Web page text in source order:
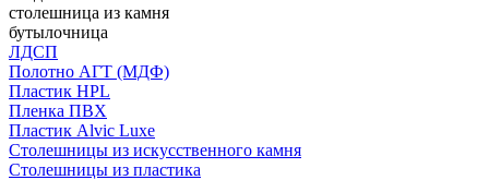
столешница из камня
бутылочница
ЛДСП
Полотно АГТ (МДФ)
Пластик HPL
Пленка ПВХ
Пластик Alvic Luxe
Столешницы из искусственного камня
Столешницы из пластика